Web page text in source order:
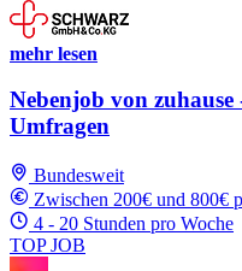
mehr lesen
Nebenjob von
Umfragen
Bundesweit
Zwischen 200€ und 800€
4 - 20 Stunden pro Woche
TOP JOB